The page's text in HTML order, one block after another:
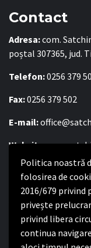
Politica noastră
folosirea de
2016/679 privind
privește
privind libera
continua
Contact
Adresa:com.
poștal 307365, jud.
Telefon:0256 379
Fax:0256 379 502
E-mail:
Website:
Program cu
Luni – Joi:8:00-16:30
Vineri:8:00 – 14:00
Politica